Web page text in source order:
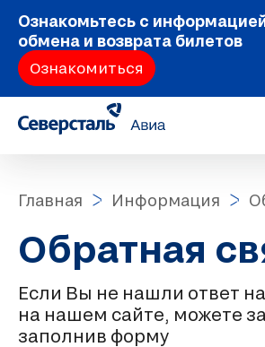
Ознакомьтесь с
обмена и возврата билетов
Ознакомиться
Главная Информация
Обратная
Если Вы не нашли ответ
на нашем сайте, можете
заполнив форму